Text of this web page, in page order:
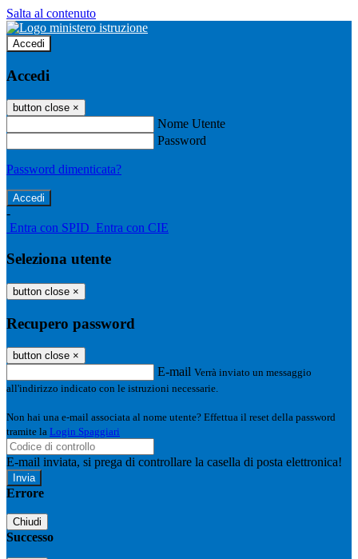
Salta al contenuto
Accedi
Accedi
button close ×
Nome Utente
Password
Password dimenticata?
-
Entra con SPID Entra con CIE
Seleziona utente
button close ×
Recupero password
button close ×
E-mail Verrà inviato un messaggio
all'indirizzo indicato con le istruzioni necessarie.
Non hai una e-mail associata al nome utente? Effettua il reset della password
tramite la Login Spaggiari
E-mail inviata, si prega di controllare la casella di posta elettronica!
Errore
Chiudi
Successo